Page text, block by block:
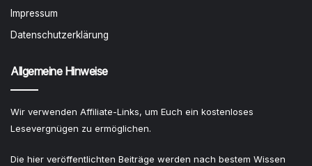
Impressum
Datenschutzerklärung
Allgemeine Hinweise
Wir verwenden Affiliate-Links, um Euch ein kostenloses
Lesevergnügen zu ermöglichen.
Die hier veröffentlichten Beiträge werden nach bestem Wissen